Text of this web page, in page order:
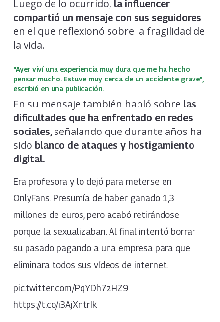
Luego de lo ocurrido, la influencer
compartió un mensaje con sus seguidores
en el que reflexionó sobre la fragilidad de
la vida.
“Ayer viví una experiencia muy dura que me ha hecho
pensar mucho. Estuve muy cerca de un accidente grave”,
escribió en una publicación.
En su mensaje también habló sobre las
dificultades que ha enfrentado en redes
sociales, señalando que durante años ha
sido blanco de ataques y hostigamiento
digital.
Era profesora y lo dejó para meterse en
OnlyFans. Presumía de haber ganado 1,3
millones de euros, pero acabó retirándose
porque la sexualizaban. Al final intentó borrar
su pasado pagando a una empresa para que
eliminara todos sus vídeos de internet.
pic.twitter.com/PqYDh7zHZ9
https://t.co/i3AjXntrIk